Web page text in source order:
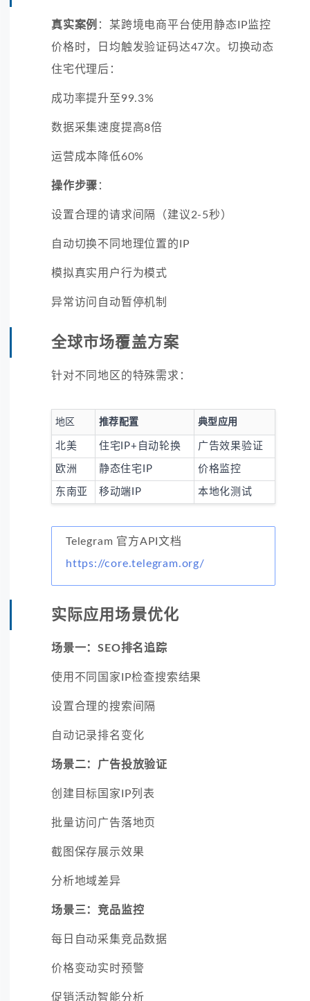
真实案例 ：某跨境电商平台使用静态IP监控
价格时，日均触发验证码达47次。切换动态
住宅代理后：
成功率提升至99.3%
数据采集速度提高8倍
运营成本降低60%
操作步骤 ：
设置合理的请求间隔（建议2-5秒）
自动切换不同地理位置的IP
模拟真实用户行为模式
异常访问自动暂停机制
全球市场覆盖方案
针对不同地区的特殊需求：
地区 推荐配置 典型应用
北美 住宅IP+自动轮换 广告效果验证
欧洲 静态住宅IP 价格监控
东南亚 移动端IP 本地化测试
Telegram 官方API文档
https://core.telegram.org/
实际应用场景优化
场景一：SEO排名追踪
使用不同国家IP检查搜索结果
设置合理的搜索间隔
自动记录排名变化
场景二：广告投放验证
创建目标国家IP列表
批量访问广告落地页
截图保存展示效果
分析地域差异
场景三：竞品监控
每日自动采集竞品数据
价格变动实时预警
促销活动智能分析